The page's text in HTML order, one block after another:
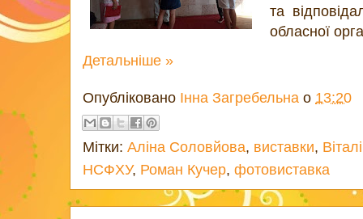
та
обласної
Детальніше »
Опубліковано Інна Загребельна о 13:20
Мітки: Аліна Соловйова, виставки,
НСФХУ, Роман Кучер, фотовиставка